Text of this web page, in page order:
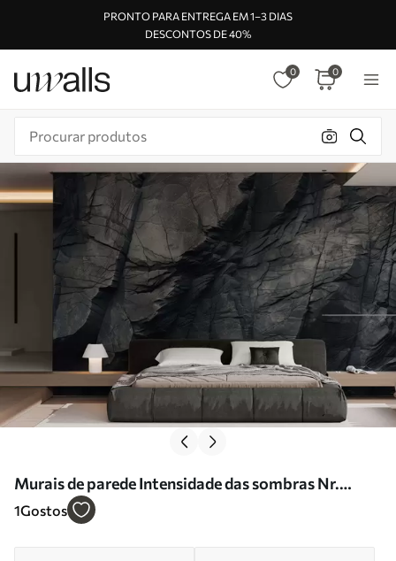
PRONTO PARA ENTREGA EM 1–3 DIAS
DESCONTOS DE 40%
0 0
Murais de parede Intensidade das sombras Nr.
w05529
1Gostos